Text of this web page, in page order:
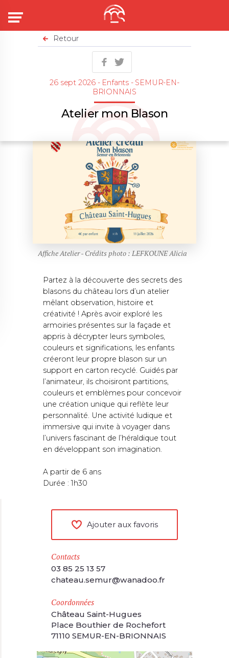
Retour
26 sept 2026 - Enfants - SEMUR-EN-
BRIONNAIS
Atelier mon Blason
Affiche Atelier - Crédits photo : LEFKOUNE Alicia
Partez à la découverte des secrets des
blasons du château lors d’un atelier
mêlant observation, histoire et
créativité ! Après avoir exploré les
armoiries présentes sur la façade et
appris à décrypter leurs symboles,
couleurs et significations, les enfants
créeront leur propre blason sur un
support en carton recyclé. Guidés par
l’animateur, ils choisiront partitions,
couleurs et emblèmes pour concevoir
une création unique qui reflète leur
personnalité. Une activité ludique et
immersive qui invite à voyager dans
l’univers fascinant de l’héraldique tout
en développant son imagination.
A partir de 6 ans
Durée : 1h30
Ajouter aux favoris
Contacts
03 85 25 13 57
chateau.semur@wanadoo.fr
Coordonnées
Château Saint-Hugues
Place Bouthier de Rochefort
71110 SEMUR-EN-BRIONNAIS